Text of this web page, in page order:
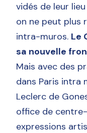
vidés de leur
on ne peut plus
intra-muros. Le
sa nouvelle
Mais avec des
dans Paris intra
Leclerc de
office de
expressions